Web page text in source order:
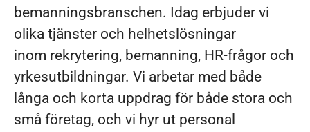
bemanningsbranschen. Idag erbjuder vi
olika tjänster och helhetslösningar
inom rekrytering, bemanning, HR-frågor och
yrkesutbildningar. Vi arbetar med både
långa och korta uppdrag för både stora och
små företag, och vi hyr ut personal